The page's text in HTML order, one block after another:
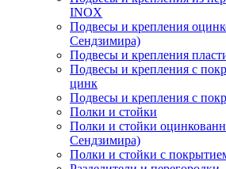
INOX
Подвесы и крепления
Сендзимира)
Подвесы и крепления
Подвесы и крепления с
цинк
Подвесы и крепления с
Полки и стойки
Полки и стойки
Сендзимира)
Полки и стойки с